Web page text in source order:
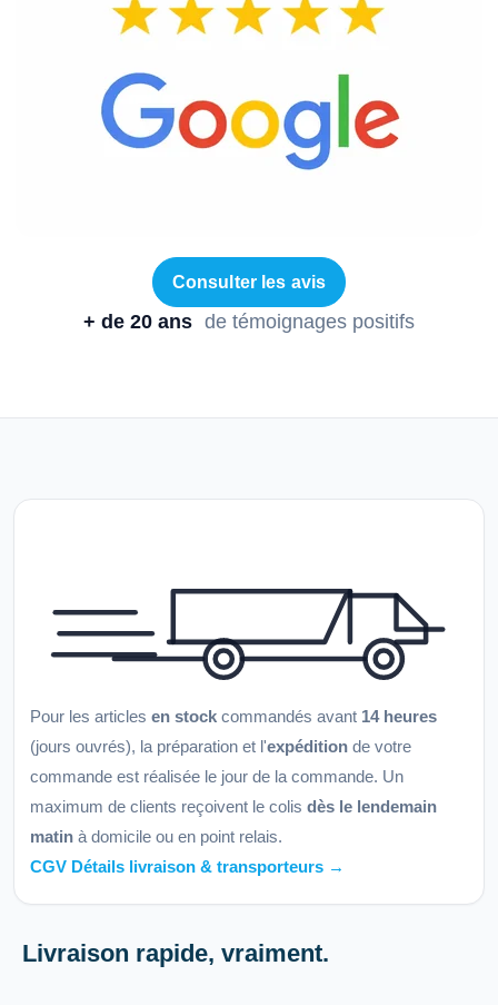
Consulter les avis
+ de 20 ans de témoignages positifs
Pour les articles en stock commandés avant 14 heures
(jours ouvrés), la préparation et l'expédition de votre
commande est réalisée le jour de la commande. Un
maximum de clients reçoivent le colis dès le lendemain
matin à domicile ou en point relais.
CGV Détails livraison & transporteurs →
Livraison rapide, vraiment.